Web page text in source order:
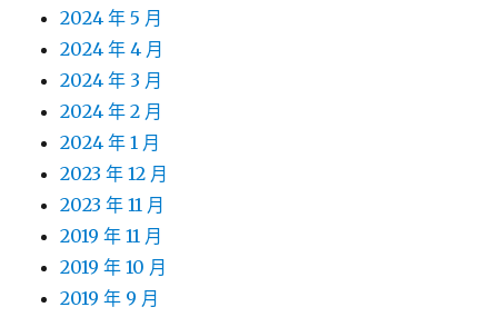
2024 年 5 月
2024 年 4 月
2024 年 3 月
2024 年 2 月
2024 年 1 月
2023 年 12 月
2023 年 11 月
2019 年 11 月
2019 年 10 月
2019 年 9 月